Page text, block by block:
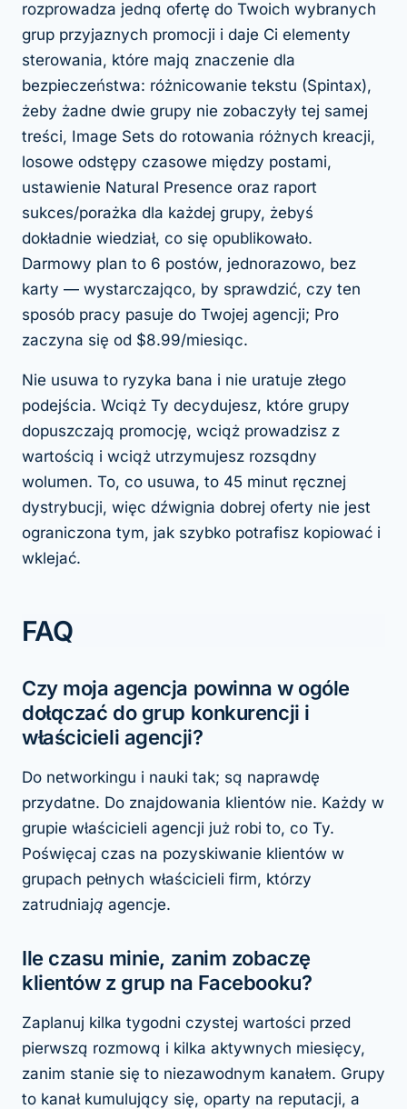
rozprowadza jedną ofertę do Twoich wybranych
grup przyjaznych promocji i daje Ci elementy
sterowania, które mają znaczenie dla
bezpieczeństwa: różnicowanie tekstu (Spintax),
żeby żadne dwie grupy nie zobaczyły tej samej
treści, Image Sets do rotowania różnych kreacji,
losowe odstępy czasowe między postami,
ustawienie Natural Presence oraz raport
sukces/porażka dla każdej grupy, żebyś
dokładnie wiedział, co się opublikowało.
Darmowy plan to 6 postów, jednorazowo, bez
karty — wystarczająco, by sprawdzić, czy ten
sposób pracy pasuje do Twojej agencji; Pro
zaczyna się od $8.99/miesiąc.
Nie usuwa to ryzyka bana i nie uratuje złego
podejścia. Wciąż Ty decydujesz, które grupy
dopuszczają promocję, wciąż prowadzisz z
wartością i wciąż utrzymujesz rozsądny
wolumen. To, co usuwa, to 45 minut ręcznej
dystrybucji, więc dźwignia dobrej oferty nie jest
ograniczona tym, jak szybko potrafisz kopiować i
wklejać.
FAQ
Czy moja agencja powinna w ogóle
dołączać do grup konkurencji i
właścicieli agencji?
Do networkingu i nauki tak; są naprawdę
przydatne. Do znajdowania klientów nie. Każdy w
grupie właścicieli agencji już robi to, co Ty.
Poświęcaj czas na pozyskiwanie klientów w
grupach pełnych właścicieli firm, którzy
zatrudniają agencje.
Ile czasu minie, zanim zobaczę
klientów z grup na Facebooku?
Zaplanuj kilka tygodni czystej wartości przed
pierwszą rozmową i kilka aktywnych miesięcy,
zanim stanie się to niezawodnym kanałem. Grupy
to kanał kumulujący się, oparty na reputacji, a